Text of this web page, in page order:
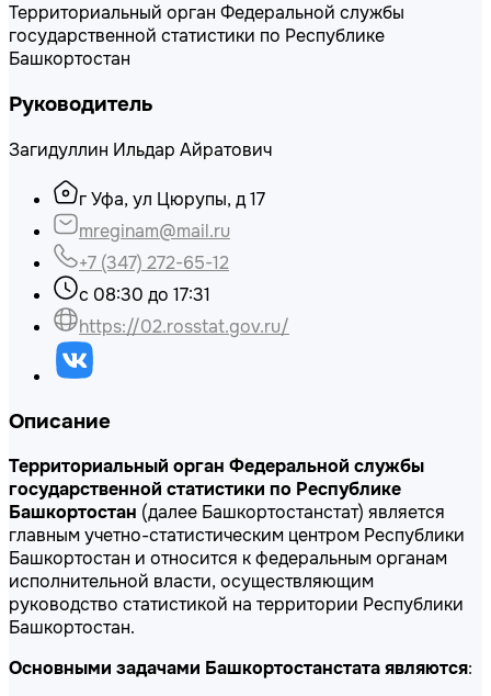
Территориальный орган Федеральной службы
государственной статистики по Республике
Башкортостан
Руководитель
Загидуллин Ильдар Айратович
г Уфа, ул Цюрупы, д 17
mreginam@mail.ru
+7 (347) 272-65-12
с 08:30 до 17:31
https://02.rosstat.gov.ru/
Описание
Территориальный орган Федеральной службы
государственной статистики по Республике
Башкортостан (далее Башкортостанстат) является
главным учетно-статистическим центром Республики
Башкортостан и относится к федеральным органам
исполнительной власти, осуществляющим
руководство статистикой на территории Республики
Башкортостан.
Основными задачами Башкортостанстата являются: